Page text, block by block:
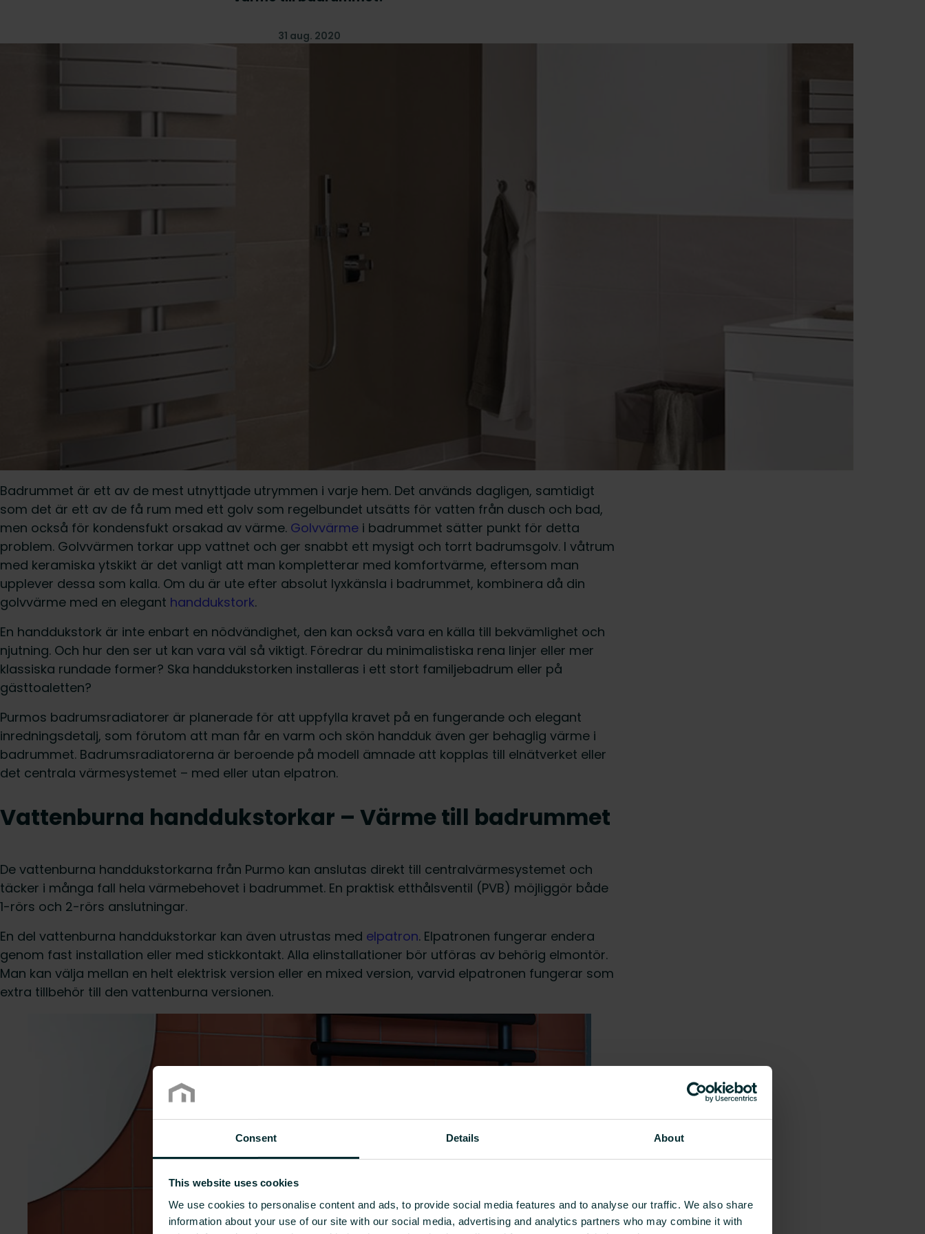
Consent Details About
This website uses cookies
We use cookies to personalise content and ads, to provide social media features and to analyse our traffic. We also share
information about your use of our site with our social media, advertising and analytics partners who may combine it with
31 aug. 2020
Badrummet är ett av de mest utnyttjade utrymmen i varje hem. Det används dagligen, samtidigt
som det är ett av de få rum med ett golv som regelbundet utsätts för vatten från dusch och bad,
men också för kondensfukt orsakad av värme. Golvvärme i badrummet sätter punkt för detta
problem. Golvvärmen torkar upp vattnet och ger snabbt ett mysigt och torrt badrumsgolv. I våtrum
med keramiska ytskikt är det vanligt att man kompletterar med komfortvärme, eftersom man
upplever dessa som kalla. Om du är ute efter absolut lyxkänsla i badrummet, kombinera då din
golvvärme med en elegant handdukstork.
En handdukstork är inte enbart en nödvändighet, den kan också vara en källa till bekvämlighet och
njutning. Och hur den ser ut kan vara väl så viktigt. Föredrar du minimalistiska rena linjer eller mer
klassiska rundade former? Ska handdukstorken installeras i ett stort familjebadrum eller på
gästtoaletten?
Purmos badrumsradiatorer är planerade för att uppfylla kravet på en fungerande och elegant
inredningsdetalj, som förutom att man får en varm och skön handduk även ger behaglig värme i
badrummet. Badrumsradiatorerna är beroende på modell ämnade att kopplas till elnätverket eller
det centrala värmesystemet – med eller utan elpatron.
Vattenburna handdukstorkar – Värme till badrummet
De vattenburna handdukstorkarna från Purmo kan anslutas direkt till centralvärmesystemet och
täcker i många fall hela värmebehovet i badrummet. En praktisk etthålsventil (PVB) möjliggör både
1-rörs och 2-rörs anslutningar.
En del vattenburna handdukstorkar kan även utrustas med elpatron. Elpatronen fungerar endera
genom fast installation eller med stickkontakt. Alla elinstallationer bör utföras av behörig elmontör.
Man kan välja mellan en helt elektrisk version eller en mixed version, varvid elpatronen fungerar som
extra tillbehör till den vattenburna versionen.